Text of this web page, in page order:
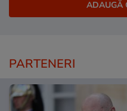
PARTENERI